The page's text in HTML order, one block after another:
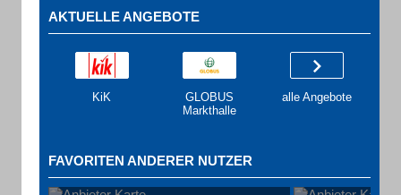
AKTUELLE ANGEBOTE
KiK
GLOBUS
Markthalle
alle Angebote
FAVORITEN ANDERER NUTZER